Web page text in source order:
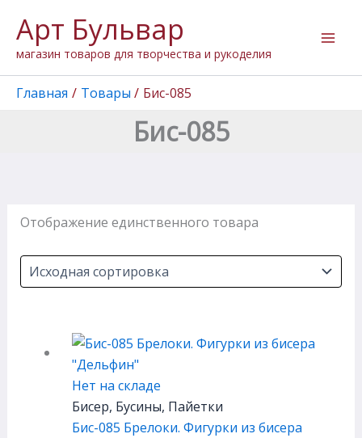
содержимому
Арт Бульвар
магазин товаров для творчества и рукоделия
Главная Товары Бис-085
Бис-085
Отображение единственного товара
Нет на складе
Бисер, Бусины, Пайетки
Бис-085 Брелоки. Фигурки из бисера